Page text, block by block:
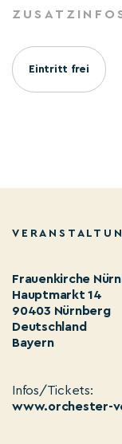
Eintritt frei
Frauenkirche
Hauptmarkt 14
90403 Nürnberg
Deutschland
Bayern
Infos/Tickets:
www.orchester-